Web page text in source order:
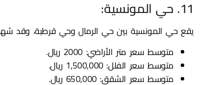
11. حي المونسية:
يقع حي المونسية بين حي الرمال وحي قرطبة، وقد شهد
متوسط سعر متر الأراضي: 2000 ريال.
متوسط سعر الفلل: 1,500,000 ريال.
متوسط سعر الشقق: 650,000 ريال.